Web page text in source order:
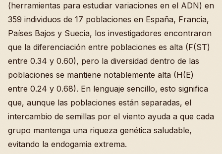
(herramientas para estudiar variaciones en el ADN) en
359 individuos de 17 poblaciones en España, Francia,
Países Bajos y Suecia, los investigadores encontraron
que la diferenciación entre poblaciones es alta (F(ST)
entre 0.34 y 0.60), pero la diversidad dentro de las
poblaciones se mantiene notablemente alta (H(E)
entre 0.24 y 0.68). En lenguaje sencillo, esto significa
que, aunque las poblaciones están separadas, el
intercambio de semillas por el viento ayuda a que cada
grupo mantenga una riqueza genética saludable,
evitando la endogamia extrema.